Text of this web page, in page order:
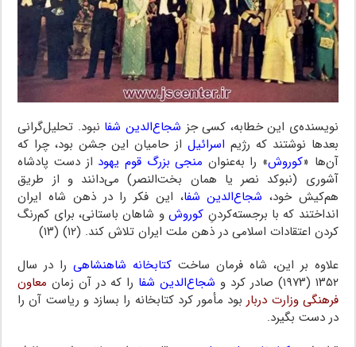
نویسنده‌ی این خطابه، کسی جز شجاع‌الدین شفا نبود. تحلیل‌گرانی
بعدها نوشتند که رژیم اسرائیل از حامیان این جشن بود، چرا که
آن‌ها «کوروش» را به‌عنوان منجی بزرگ قوم یهود از دست پادشاه
آشوری (نبوکد نصر یا همان بخت‌النصر) می‌دانند و از طریق
هم‌کیش خود، شجا‌ع‌الدین شفا، این فکر را در ذهن شاه ایران
انداختند که با برجسته‌کردنِ کوروشو شاهان باستانی، برای کم‌رنگ
کردن اعتقادات اسلامی در ذهن ملت ایران تلاش کند. (۱۲) (۱۳)
علاوه بر این، شاه فرمان ساخت کتابخانه شاهنشاهیرا در سال
۱۳۵۲ (۱۹۷۳) صادر کرد و
شجاع‌الدین شفا را که در آن زمان معاون
فرهنگی وزارت دربار بود مأمور کرد کتابخانه را بسازد و ریاست آن را
در دست بگیرد.